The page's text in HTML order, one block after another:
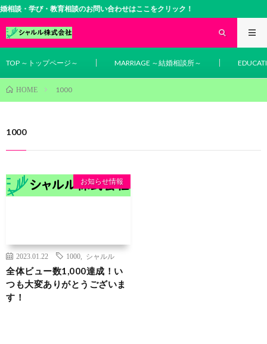
び・教育相談のお問い合わせはここをクリック！
TOP ～トップページ～ MARRIAGE ～結婚相談所～
HOME 1000
1000
お知らせ情報
2023.01.22 1000 シャルル
全体ビュー数1,000達成！い
つも大変ありがとうございま
す！